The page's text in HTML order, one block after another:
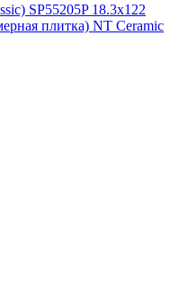
SP55205P 18.3х122
плитка) NT Ceramic